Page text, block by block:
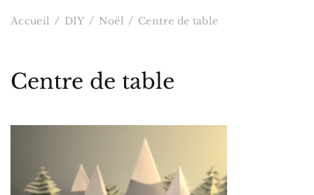
Accueil DIY Noël Centre de table
Centre de table